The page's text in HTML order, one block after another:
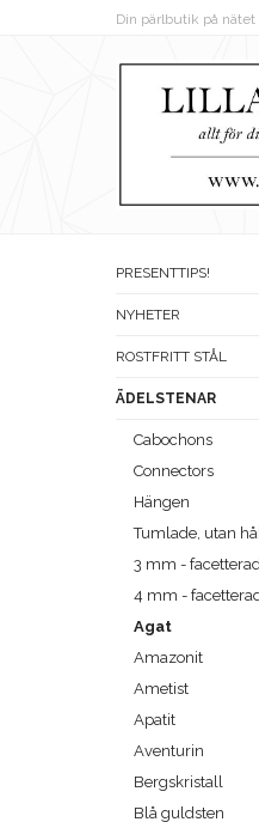
Din pärlbutik på
PRESENTTIPS!
NYHETER
ROSTFRITT STÅL
ÄDELSTENAR
Cabochons
Connectors
Hängen
Tumlade, utan
3 mm -
4 mm -
Agat
Amazonit
Ametist
Apatit
Aventurin
Bergskristall
Blå guldsten